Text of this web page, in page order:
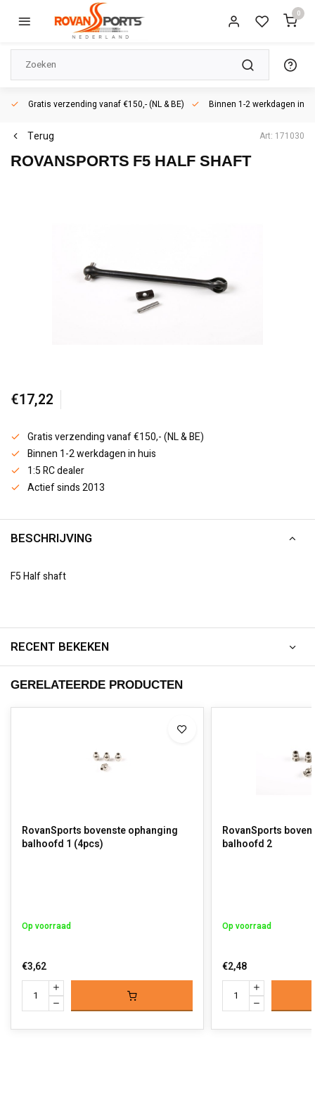
0
Gratis verzending vanaf €150,- (NL & BE) Binnen 1-2 werkdagen in
Terug Art: 171030
ROVANSPORTS F5 HALF SHAFT
€17,22
Gratis verzending vanaf €150,- (NL & BE)
Binnen 1-2 werkdagen in huis
1:5 RC dealer
Actief sinds 2013
BESCHRIJVING
F5 Half shaft
RECENT BEKEKEN
GERELATEERDE PRODUCTEN
RovanSports bovenste ophanging
balhoofd 1 (4pcs)
Op voorraad
€3,62
RovanSports
balhoofd 2
Op voorraad
€2,48